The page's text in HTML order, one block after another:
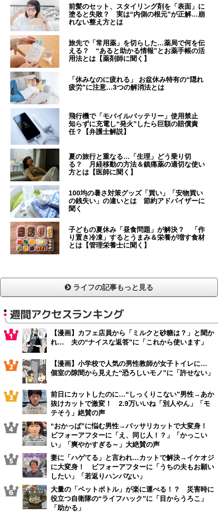
前髪のセット、スタイリング剤を「表面」に
塗ると失敗？ 実は“内側の根元”が正解…崩
れない整え方とは
旅先で「常用薬」を切らした…薬局で何を伝
える？ “あると助かる情報”とお薬手帳の活
用法とは【薬剤師に聞く】
「休みなのに疲れる」 お盆休み特有の“隠れ
疲労”に注意…3つの解消法とは
飛行機で「モバイルバッテリー」使用禁止
知らずに充電し“発火”したら巨額の賠償責
任？【弁護士解説】
夏の旅行と重なる…「生理」どう乗り切
る？ 月経移動の方法＆鎮痛薬の適切な使い
方とは【医師に聞く】
100均の暑さ対策グッズ「買い」「安物買い
の銭失い」の違いとは 節約アドバイザーに
聞く
子どもの夏休み「昼食問題」が解決？ 「作
り置き冷凍」するとうまみ＆栄養が増す食材
とは【管理栄養士に聞く】
ライフの記事もっと見る
週間アクセスランキング
【漫画】カフェ店員から「ミルクと砂糖は？」と聞か
れ… 夫の“ナイスな返答”に「これから使います」
【漫画】小学校で人気の男性教師が女子トイレに…
個室の隙間から見えた“恐ろしいモノ”に「許せない」
前日にカットしたのに…“しっくりこない”男性→あか
抜けカットで激変！ 2.9万いいね「別人やん」「モ
テそう」絶賛の声
“おかっぱ”に悩む男性→バッサリカットで大変身！
ビフォーアフターに「え、同じ人！？」「かっこい
い」「爽やかすぎる～」大絶賛の声
妻に「ハゲてる」と言われ…カットで解決→イケオジ
に大変身！ ビフォーアフターに「うちの夫もお願い
したい」「若返りハンパない」
大量の「ペットボトル」が楽に運べる！？ 災害時に
役立つ自衛隊の“ライフハック”に「目からうろこ」
「助かる」